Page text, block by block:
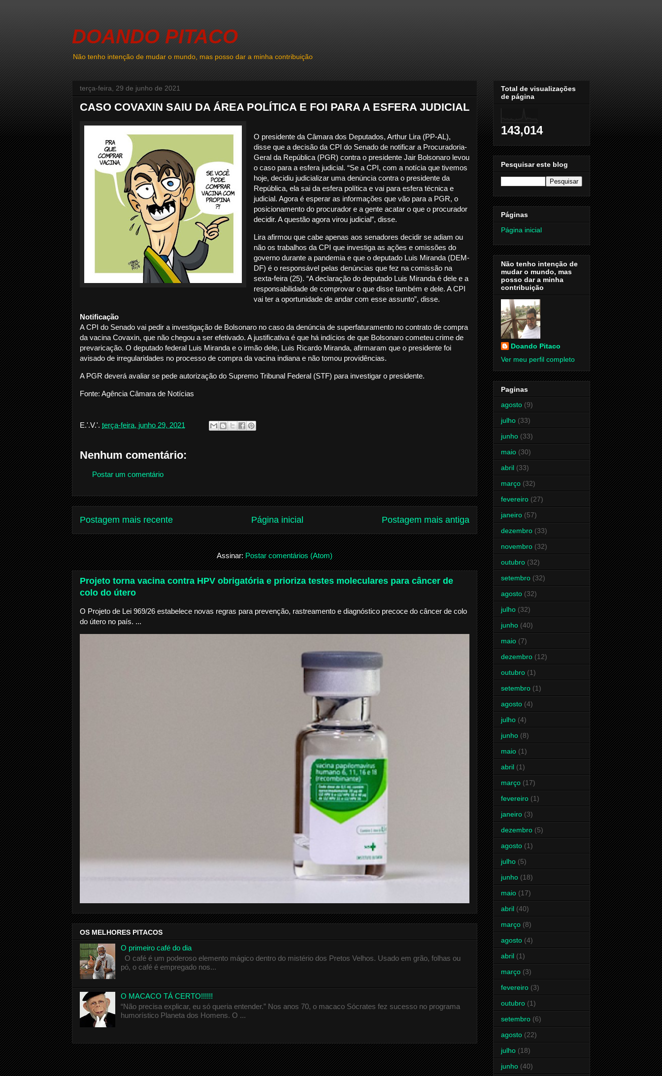
DOANDO PITACO
Não tenho intenção de mudar o mundo, mas posso dar a minha contribuição
terça-feira, 29 de junho de 2021
CASO COVAXIN SAIU DA ÁREA POLÍTICA E FOI PARA A ESFERA JUDICIAL
O presidente da Câmara dos Deputados, Arthur Lira (PP-AL),
disse que a decisão da CPI do Senado de notificar a Procuradoria-
Geral da República (PGR) contra o presidente Jair Bolsonaro levou
o caso para a esfera judicial. “Se a CPI, com a notícia que tivemos
hoje, decidiu judicializar uma denúncia contra o presidente da
República, ela sai da esfera política e vai para esfera técnica e
judicial. Agora é esperar as informações que vão para a PGR, o
posicionamento do procurador e a gente acatar o que o procurador
decidir. A questão agora virou judicial”, disse.
Lira afirmou que cabe apenas aos senadores decidir se adiam ou
não os trabalhos da CPI que investiga as ações e omissões do
governo durante a pandemia e que o deputado Luis Miranda (DEM-
DF) é o responsável pelas denúncias que fez na comissão na
sexta-feira (25). “A declaração do deputado Luis Miranda é dele e a
responsabilidade de comprovar o que disse também e dele. A CPI
vai ter a oportunidade de andar com esse assunto”, disse.
Notificação
A CPI do Senado vai pedir a investigação de Bolsonaro no caso da denúncia de superfaturamento no contrato de compra
da vacina Covaxin, que não chegou a ser efetivado. A justificativa é que há indícios de que Bolsonaro cometeu crime de
prevaricação. O deputado federal Luis Miranda e o irmão dele, Luis Ricardo Miranda, afirmaram que o presidente foi
avisado de irregularidades no processo de compra da vacina indiana e não tomou providências.
A PGR deverá avaliar se pede autorização do Supremo Tribunal Federal (STF) para investigar o presidente.
Fonte: Agência Câmara de Notícias
E.'.V.'. terça-feira, junho 29, 2021
Nenhum comentário:
Postar um comentário
Postagem mais recente Postagem mais antiga
Página inicial
Assinar:Postar comentários (Atom)
Projeto torna vacina contra HPV obrigatória e prioriza testes moleculares para câncer de
colo do útero
O Projeto de Lei 969/26 estabelece novas regras para prevenção, rastreamento e diagnóstico precoce do câncer de colo
do útero no país. ...
OS MELHORES PITACOS
O primeiro café do dia
O café é um poderoso elemento mágico dentro do mistério dos Pretos Velhos. Usado em grão, folhas ou
pó, o café é empregado nos...
O MACACO TÁ CERTO!!!!!!
“Não precisa explicar, eu só queria entender.” Nos anos 70, o macaco Sócrates fez sucesso no programa
humorístico Planeta dos Homens. O ...
Total de visualizações
de página
143,014
Pesquisar este blog
Páginas
Página inicial
Não tenho intenção de
mudar o mundo, mas
posso dar a minha
contribuição
Doando Pitaco
Ver meu perfil completo
Paginas
agosto (9)
julho (33)
junho (33)
maio (30)
abril (33)
março (32)
fevereiro (27)
janeiro (57)
dezembro (33)
novembro (32)
outubro (32)
setembro (32)
agosto (32)
julho (32)
junho (40)
maio (7)
dezembro (12)
outubro (1)
setembro (1)
agosto (4)
julho (4)
junho (8)
maio (1)
abril (1)
março (17)
fevereiro (1)
janeiro (3)
dezembro (5)
agosto (1)
julho (5)
junho (18)
maio (17)
abril (40)
março (8)
agosto (4)
abril (1)
março (3)
fevereiro (3)
outubro (1)
setembro (6)
agosto (22)
julho (18)
junho (40)